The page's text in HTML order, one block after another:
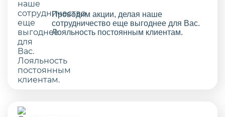
Проводим акции, делая наше
сотрудничество еще выгоднее для Вас.
Лояльность постоянным клиентам.